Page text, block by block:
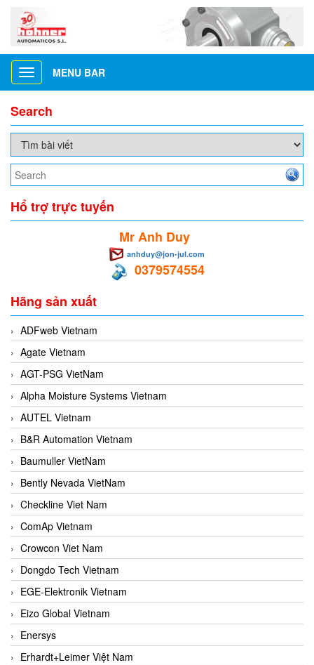
Toggle
navigation
MENU BAR
Search
Hổ trợ trực tuyến
Mr Anh Duy
anhduy@jon-jul.com
0379574554
Hãng sản xuất
ADFweb Vietnam
Agate Vietnam
AGT-PSG VietNam
Alpha Moisture Systems Vietnam
AUTEL Vietnam
B&R Automation Vietnam
Baumuller VietNam
Bently Nevada VietNam
Checkline Viet Nam
ComAp Vietnam
Crowcon Viet Nam
Dongdo Tech Vietnam
EGE-Elektronik Vietnam
Eizo Global Vietnam
Enersys
Erhardt+Leimer Việt Nam